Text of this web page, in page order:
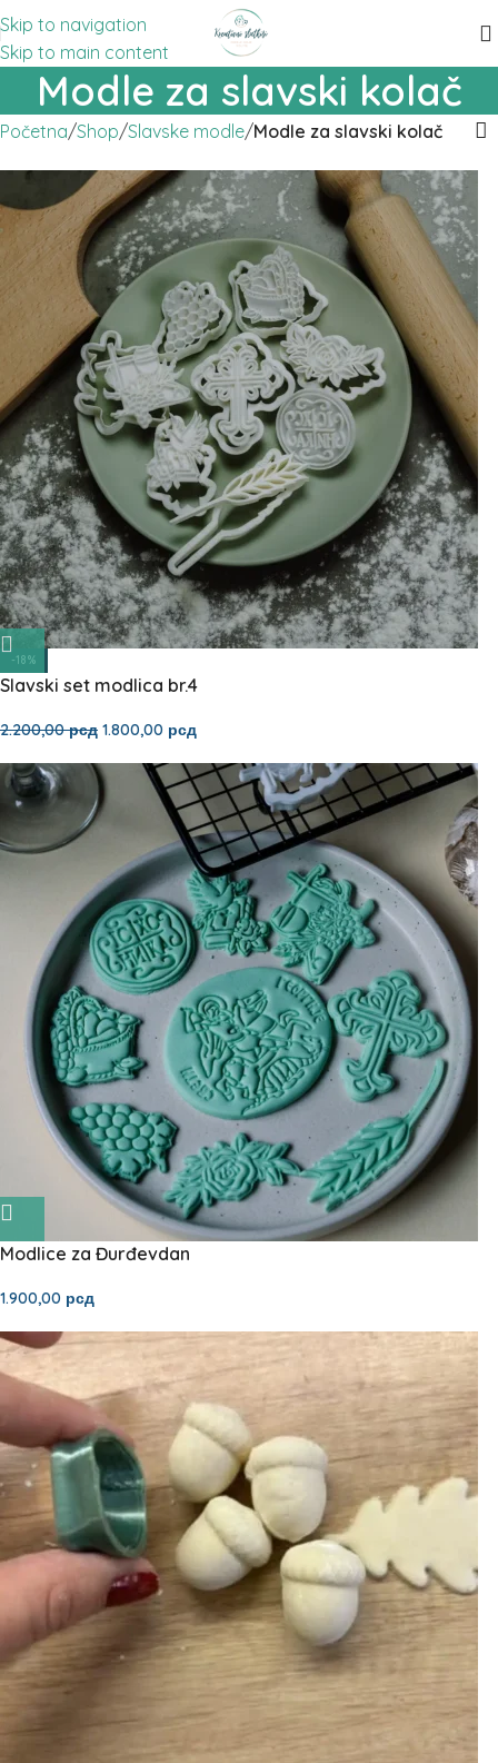
Skip to navigation
Skip to main content
Modle za slavski kolač
Početna/Shop/Slavske modle/Modle za slavski kolač
-18%
Slavski set modlica br.4
2.200,00рсд 1.800,00 рсд
Modlice za Đurđevdan
1.900,00 рсд